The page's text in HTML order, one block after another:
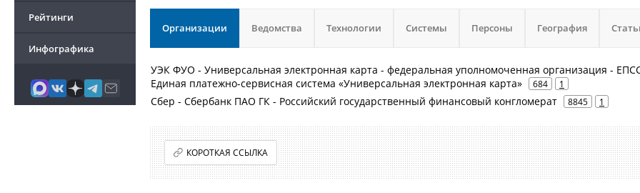
Рейтинги
Инфографика
Организации Ведомства Технологии Системы Персоны География
УЭК ФУО - Универсальная электронная карта - федеральная уполномоченная организация -
Единая платежно-сервисная система «Универсальная электронная карта»
684 1
Сбер - Сбербанк ПАО ГК - Российский государственный финансовый конгломерат 8845 1
КОРОТКАЯ ССЫЛКА